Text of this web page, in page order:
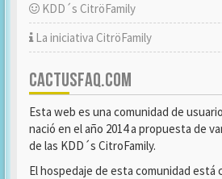
KDD´s CitröFamily
La iniciativa CitröFamily
CACTUSFAQ.COM
Esta web es una comunidad de
nació en el año 2014 a propuesta de
de las KDD´s CitroFamily.
El hospedaje de esta comunidad está